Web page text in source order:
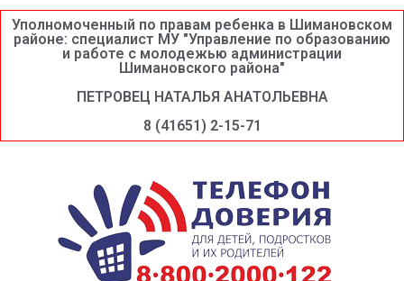
Уполномоченный по правам ребенка в Шимановском
районе: специалист МУ "Управление по образованию
и работе с молодежью администрации
Шимановского района"
ПЕТРОВЕЦ НАТАЛЬЯ АНАТОЛЬЕВНА
8 (41651) 2-15-71